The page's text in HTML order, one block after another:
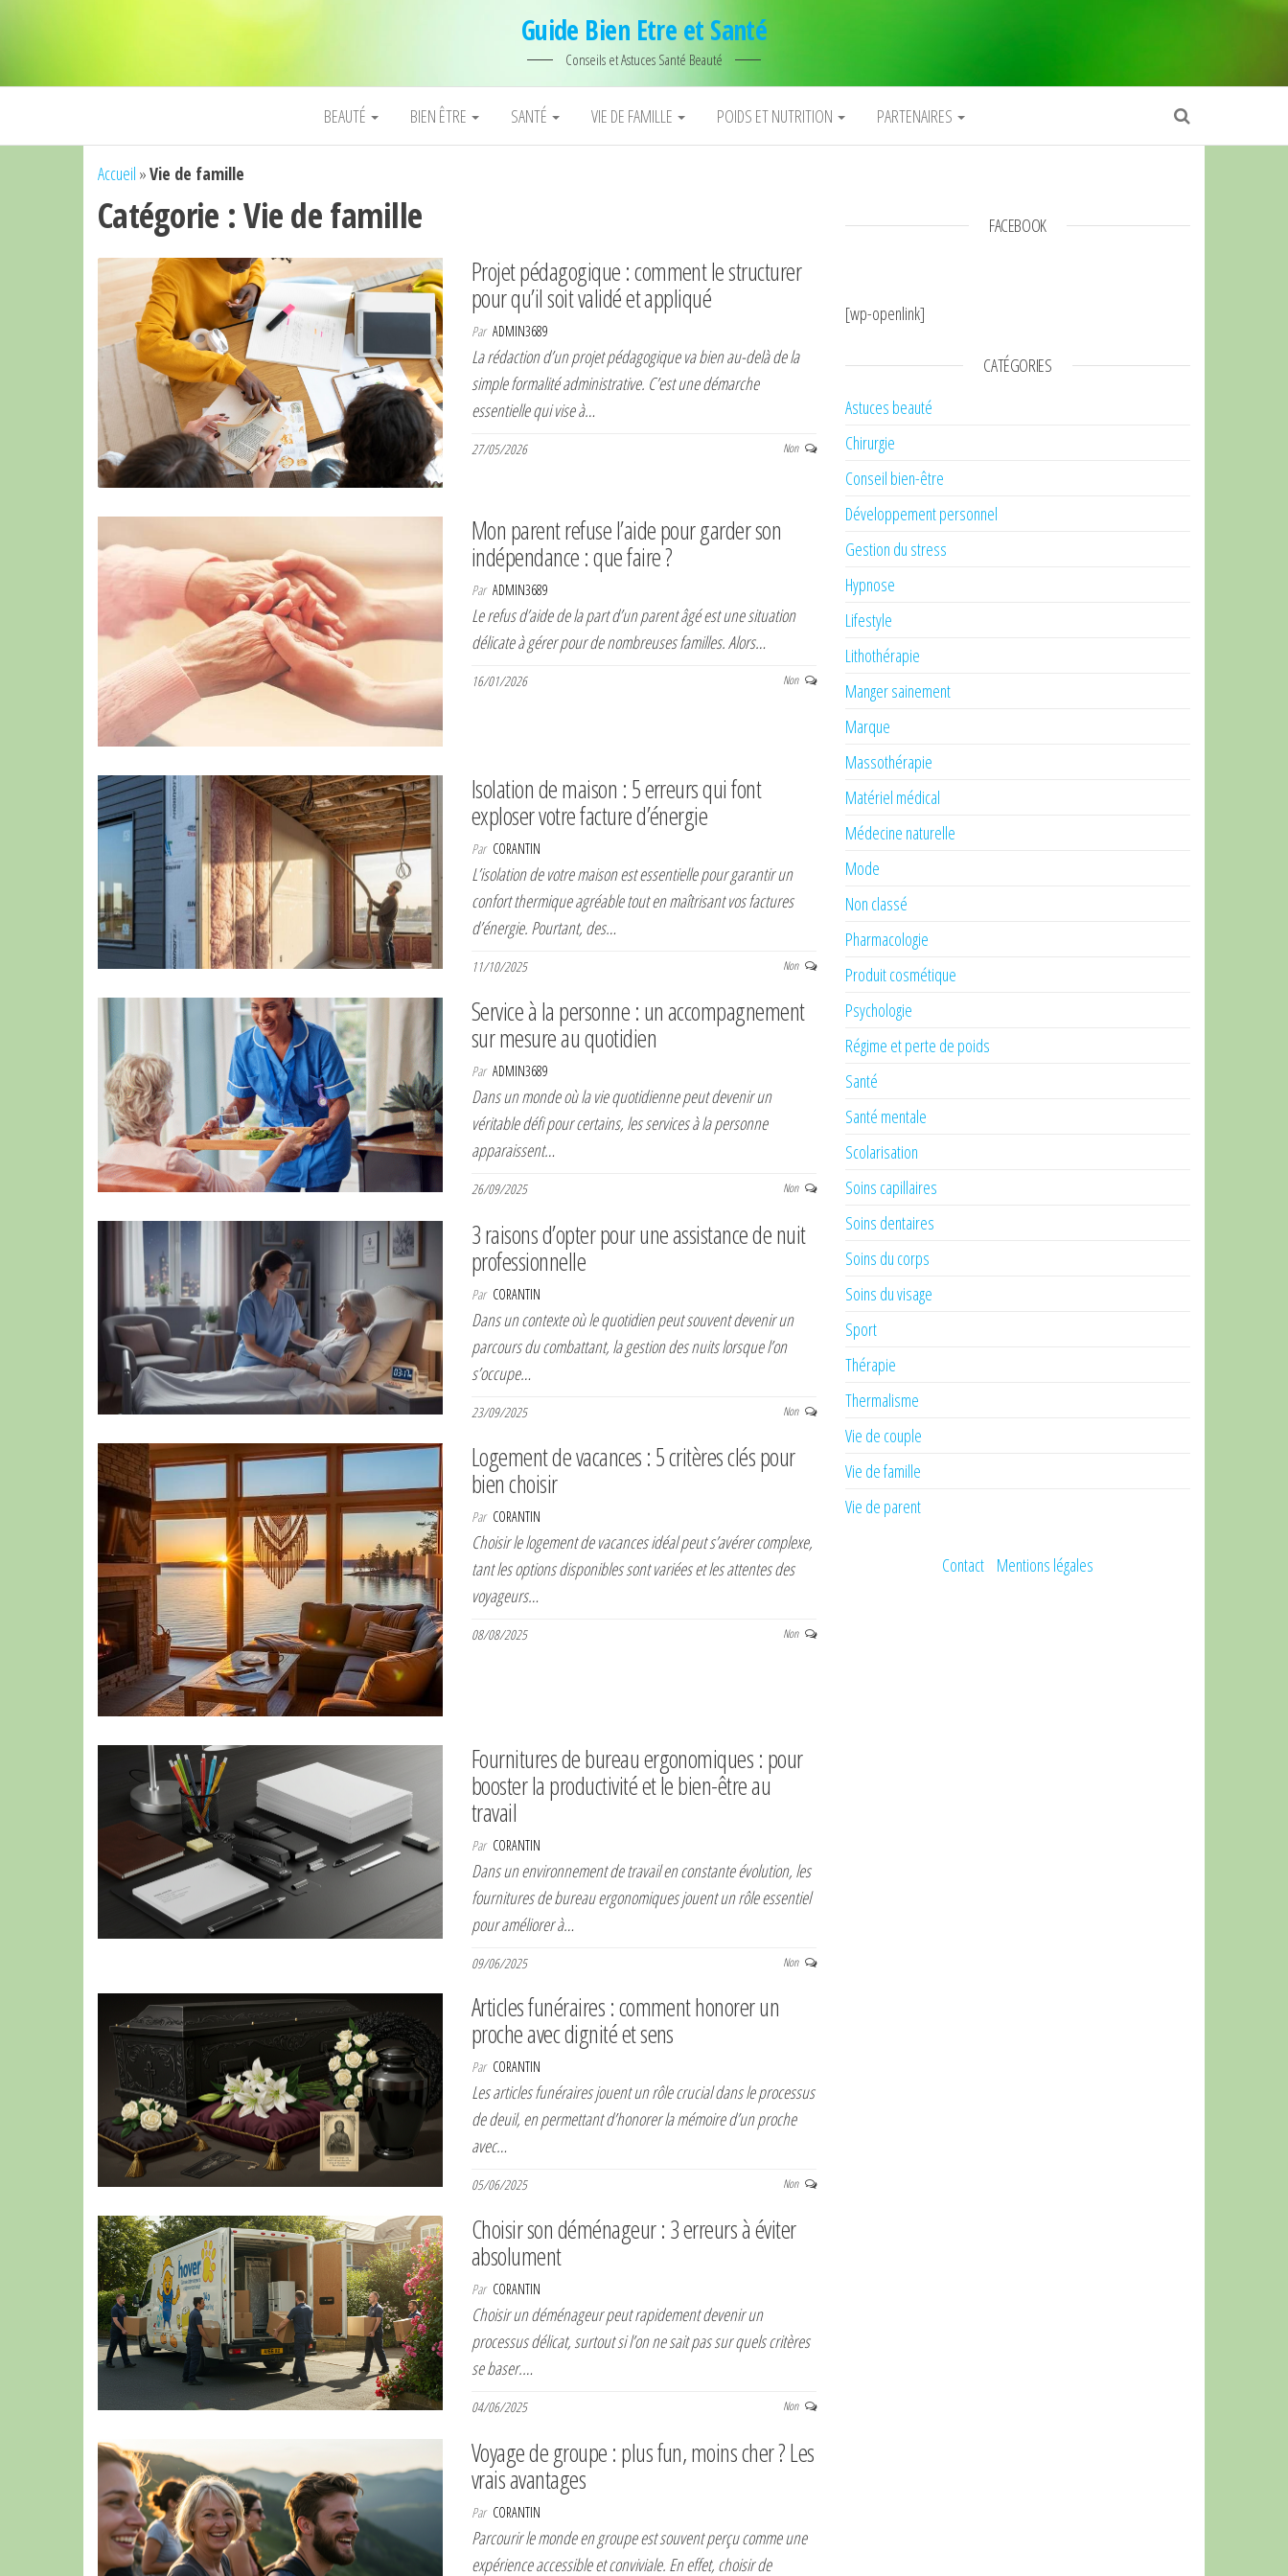
Guide Bien Etre et Santé
Conseils et Astuces Santé Beauté
BEAUTÉ BIEN ÊTRE SANTÉ VIE DE FAMILLE POIDS ET NUTRITION PARTENAIRES
Accueil »Vie de famille
Catégorie :Vie de famille
Projet pédagogique : comment le structurer
pour qu’il soit validé et appliqué
Par ADMIN3689
La rédaction d’un projet pédagogique va bien au-delà de la
simple formalité administrative. C’est une démarche
essentielle qui vise à…
27/05/2026 Non
Mon parent refuse l’aide pour garder son
indépendance : que faire ?
Par ADMIN3689
Le refus d’aide de la part d’un parent âgé est une situation
délicate à gérer pour de nombreuses familles. Alors…
16/01/2026 Non
Isolation de maison : 5 erreurs qui font
exploser votre facture d’énergie
Par CORANTIN
L’isolation de votre maison est essentielle pour garantir un
confort thermique agréable tout en maîtrisant vos factures
d’énergie. Pourtant, des…
11/10/2025 Non
Service à la personne : un accompagnement
sur mesure au quotidien
Par ADMIN3689
Dans un monde où la vie quotidienne peut devenir un
véritable défi pour certains, les services à la personne
apparaissent…
26/09/2025 Non
3 raisons d’opter pour une assistance de nuit
professionnelle
Par CORANTIN
Dans un contexte où le quotidien peut souvent devenir un
parcours du combattant, la gestion des nuits lorsque l’on
s’occupe…
23/09/2025 Non
Logement de vacances : 5 critères clés pour
bien choisir
Par CORANTIN
Choisir le logement de vacances idéal peut s’avérer complexe,
tant les options disponibles sont variées et les attentes des
voyageurs…
08/08/2025 Non
Fournitures de bureau ergonomiques : pour
booster la productivité et le bien-être au
travail
Par CORANTIN
Dans un environnement de travail en constante évolution, les
fournitures de bureau ergonomiques jouent un rôle essentiel
pour améliorer à…
09/06/2025 Non
Articles funéraires : comment honorer un
proche avec dignité et sens
Par CORANTIN
Les articles funéraires jouent un rôle crucial dans le processus
de deuil, en permettant d’honorer la mémoire d’un proche
avec…
05/06/2025 Non
Choisir son déménageur : 3 erreurs à éviter
absolument
Par CORANTIN
Choisir un déménageur peut rapidement devenir un
processus délicat, surtout si l’on ne sait pas sur quels critères
se baser.…
04/06/2025 Non
Voyage de groupe : plus fun, moins cher ? Les
vrais avantages
Par CORANTIN
Parcourir le monde en groupe est souvent perçu comme une
expérience accessible et conviviale. En effet, choisir de
FACEBOOK
[wp-openlink]
CATÉGORIES
Astuces beauté
Chirurgie
Conseil bien-être
Développement personnel
Gestion du stress
Hypnose
Lifestyle
Lithothérapie
Manger sainement
Marque
Massothérapie
Matériel médical
Médecine naturelle
Mode
Non classé
Pharmacologie
Produit cosmétique
Psychologie
Régime et perte de poids
Santé
Santé mentale
Scolarisation
Soins capillaires
Soins dentaires
Soins du corps
Soins du visage
Sport
Thérapie
Thermalisme
Vie de couple
Vie de famille
Vie de parent
Contact Mentions légales